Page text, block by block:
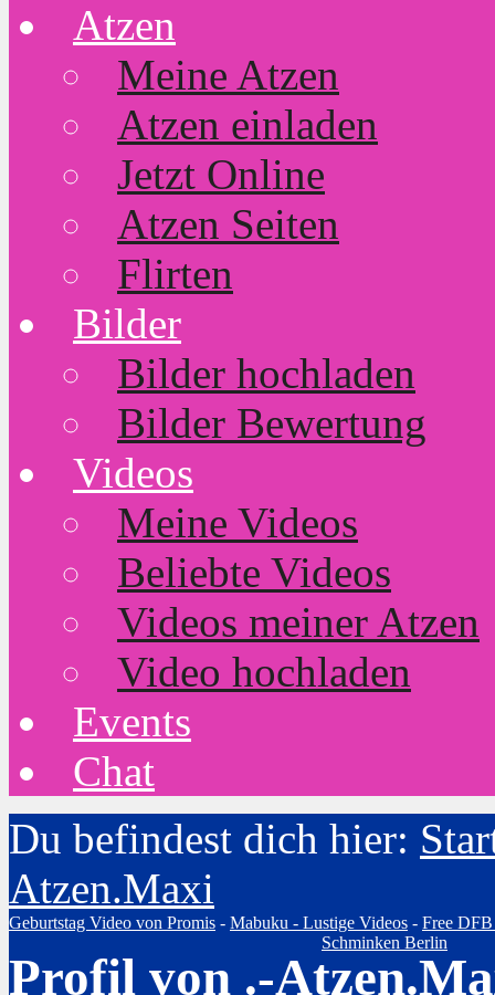
Atzen
Meine Atzen
Atzen einladen
Jetzt Online
Atzen Seiten
Flirten
Bilder
Bilder hochladen
Bilder Bewertung
Videos
Meine Videos
Beliebte Videos
Videos meiner Atzen
Video hochladen
Events
Chat
Du befindest dich hier:
Atzen.Maxi
Geburtstag Video von Promis - Mabuku - Lustige Videos - Free
Schminken Berlin
Profil von .-